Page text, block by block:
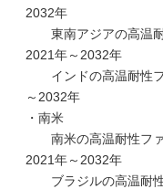
2032年
東南アジアの高温耐
2021年～2032年
インドの高温耐性フ
～2032年
・南米
南米の高温耐性ファ
2021年～2032年
ブラジルの高温耐性